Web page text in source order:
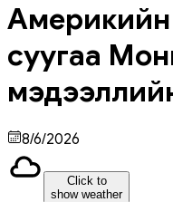
Америкийн
суугаа
8/6/2026
Click to
show weather